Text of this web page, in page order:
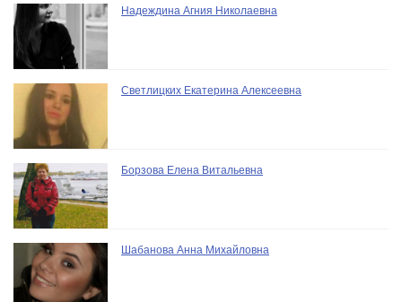
Надеждина Агния Николаевна
Светлицких Екатерина Алексеевна
Борзова Елена Витальевна
Шабанова Анна Михайловна